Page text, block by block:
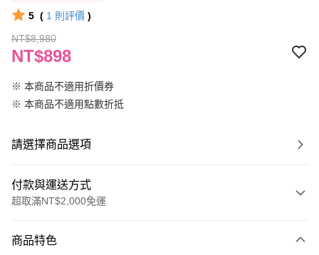
5 ( 1 則評價 )
NT$8,980
NT$898
※ 本商品不適用折價券
※ 本商品不適用點數折抵
請選擇商品選項
付款與運送方式
超取滿NT$2,000免運
信用卡一次付款
商品特色